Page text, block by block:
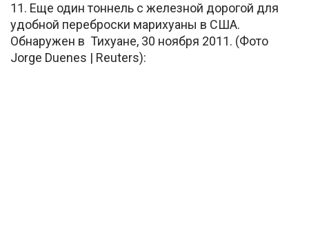
11. Еще один тоннель с железной дорогой для
удобной переброски марихуаны в США.
Обнаружен в Тихуане, 30 ноября 2011. (Фото
Jorge Duenes | Reuters):